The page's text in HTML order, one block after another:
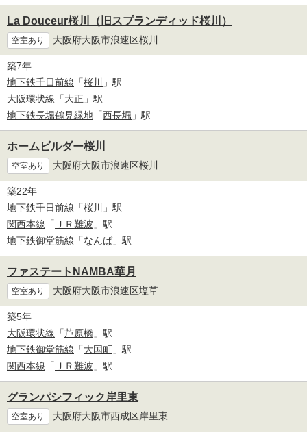
La Douceur桜川（旧スプランディッド桜川）
空室あり 大阪府大阪市浪速区桜川
築7年
地下鉄千日前線 「桜川 」駅
大阪環状線 「大正 」駅
地下鉄長堀鶴見緑地 「西長堀 」駅
ホームビルダー桜川
空室あり 大阪府大阪市浪速区桜川
築22年
地下鉄千日前線 「桜川 」駅
関西本線 「 ＪＲ難波 」駅
地下鉄御堂筋線 「なんば 」駅
ファステートNAMBA華月
空室あり 大阪府大阪市浪速区塩草
築5年
大阪環状線 「芦原橋 」駅
地下鉄御堂筋線 「大国町 」駅
関西本線 「 ＪＲ難波 」駅
グランパシフィック岸里東
空室あり 大阪府大阪市西成区岸里東